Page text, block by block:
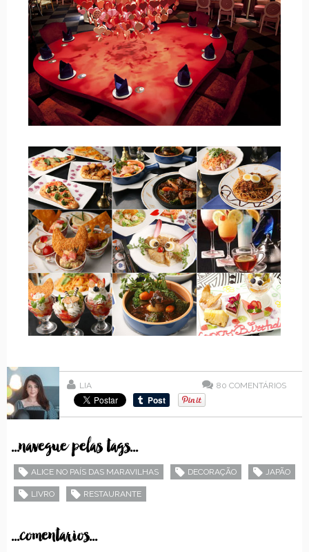
LIA 80 COMENTÁRIOS
...navegue pelas tags...
ALICE NO PAÍS DAS MARAVILHAS DECORAÇÃO JAPÃO
LIVRO RESTAURANTE
...comentarios...